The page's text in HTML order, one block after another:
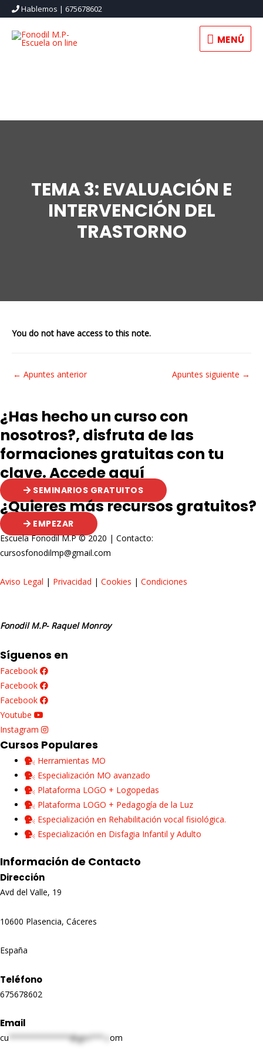
Hablemos | 675678602
MENÚ
MENÚ
TEMA 3: EVALUACIÓN E
INTERVENCIÓN DEL
TRASTORNO
You do not have access to this note.
Navegación
entradas
← Apuntes anterior Apuntes siguiente →
¿Has hecho un curso con
nosotros?, disfruta de las
formaciones gratuitas con tu
clave. Accede aquí
SEMINARIOS GRATUITOS
¿Quieres más recursos gratuitos?
EMPEZAR
Escuela Fonodil M.P © 2020 | Contacto:
cursosfonodilmp@gmail.com
Aviso Legal | Privacidad | Cookies | Condiciones
Fonodil M.P- Raquel Monroy
Síguenos en
Facebook
Facebook
Facebook
Youtube
Instagram
Cursos Populares
Herramientas MO
Especialización MO avanzado
Plataforma LOGO + Logopedas
Plataforma LOGO + Pedagogía de la Luz
Especialización en Rehabilitación vocal fisiológica.
Especialización en Disfagia Infantil y Adulto
Información de Contacto
Dirección
Avd del Valle, 19
10600 Plasencia, Cáceres
España
Teléfono
675678602
Email
cu *************@gm***.c om